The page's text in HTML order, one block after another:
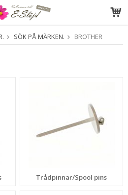
blivit tillagd i varukorgen
SÖK PÅ MÄRKEN. BROTHER
Trådpinnar/Spool pins